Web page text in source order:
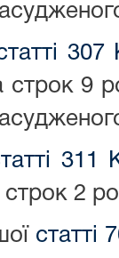
307
строк 9
311
строк 2
статті